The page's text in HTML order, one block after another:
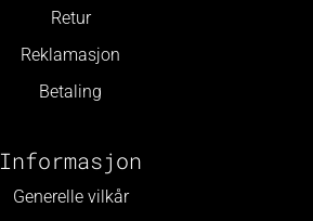
Retur
Reklamasjon
Betaling
Informasjon
Generelle vilkår